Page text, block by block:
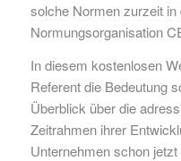
solche Normen zurzeit
Normungsorganisation
In diesem kostenlosen
Referent die Bedeutung
Überblick über die
Zeitrahmen ihrer
Unternehmen schon